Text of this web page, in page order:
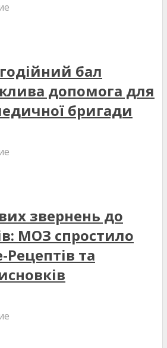
бал
допомога для
бригади
звернень до
МОЗ спростило
та